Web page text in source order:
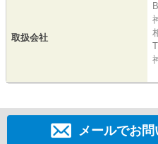
取扱会社
メールでお